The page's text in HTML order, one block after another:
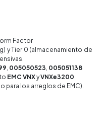
Factor
y Tier 0 (almacenamiento de
, 005050523, 005051138
EMC VNXyVNXe3200.
los arreglos de EMC).